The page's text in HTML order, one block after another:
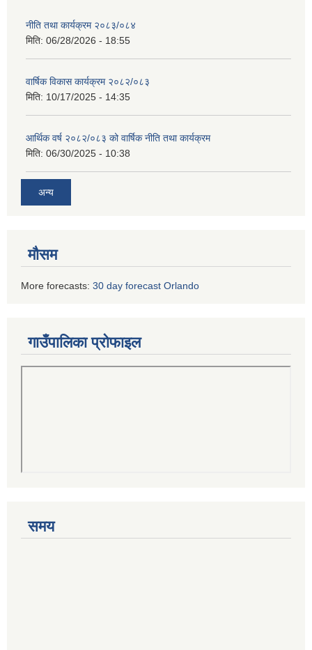
नीति तथा कार्यक्रम २०८३/०८४
मिति: 06/28/2026 - 18:55
वार्षिक विकास कार्यक्रम २०८२/०८३
मिति: 10/17/2025 - 14:35
आर्थिक वर्ष २०८२/०८३ को वार्षिक नीति तथा कार्यक्रम
मिति: 06/30/2025 - 10:38
अन्य
मौसम
More forecasts: 30 day forecast Orlando
गाउँपालिका प्रोफाइल
समय